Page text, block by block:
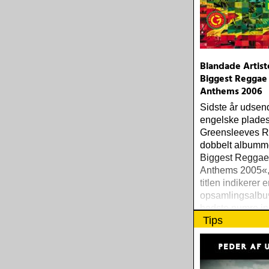
dust (angel air)
erickson w/
true love cast
(anti-) steve
dreamhouse
Blandade
Biggest
Anthems 2006
Sidste år
engelske
Greensleeves
dobbelt
Biggest
Anthems
titlen indikerer
bedste numre
populære
one-drop
Tips